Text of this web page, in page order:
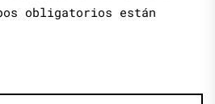
obligatorios están